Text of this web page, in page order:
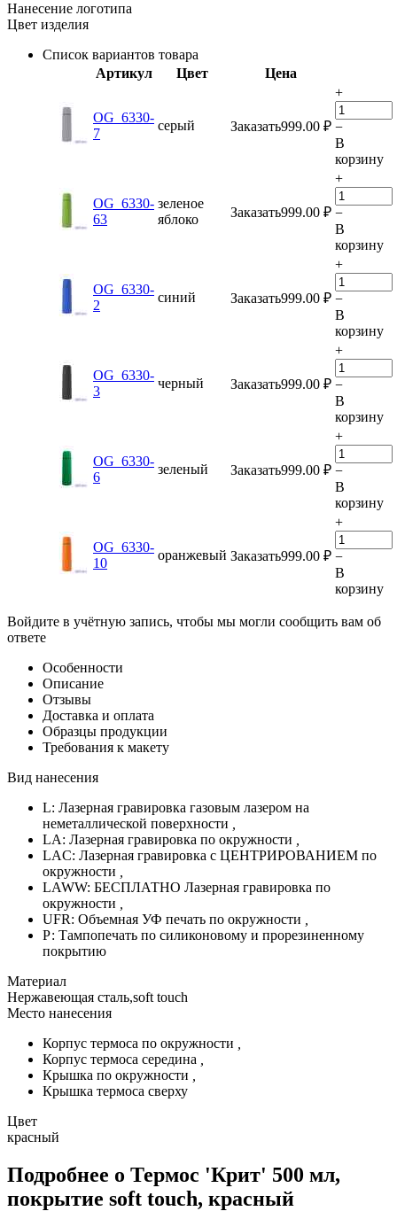
Нанесение логотипа
Цвет изделия
Список вариантов товара
Артикул
Цвет Цена
OG_6330-
7
серый Заказать999.00 ₽
+
−
В
корзину
OG_6330-
63
зеленое
яблоко
Заказать999.00 ₽
+
−
В
корзину
OG_6330-
2
синий Заказать999.00 ₽
+
−
В
корзину
OG_6330-
3
черный Заказать999.00 ₽
+
−
В
корзину
OG_6330-
6
зеленый Заказать999.00 ₽
+
−
В
корзину
OG_6330-
10
оранжевый Заказать999.00 ₽
+
−
В
корзину
Войдите в учётную запись, чтобы мы могли сообщить вам об
ответе
Особенности
Описание
Отзывы
Доставка и оплата
Образцы продукции
Требования к макету
Вид нанесения
L: Лазерная гравировка газовым лазером на
неметаллической поверхности
LA: Лазерная гравировка по окружности
LAC: Лазерная гравировка с ЦЕНТРИРОВАНИЕМ по
окружности
LAWW: БЕСПЛАТНО Лазерная гравировка по
окружности
UFR: Объемная УФ печать по окружности
Р: Тампопечать по силиконовому и прорезиненному
покрытию
Материал
Нержавеющая сталь,soft touch
Место нанесения
Корпус термоса по окружности
Корпус термоса середина
Крышка по окружности
Крышка термоса сверху
Цвет
красный
Подробнее о Термос 'Крит' 500 мл,
покрытие soft touch, красный